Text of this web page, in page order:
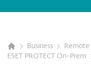
Business
ESET PROTECT On-Prem